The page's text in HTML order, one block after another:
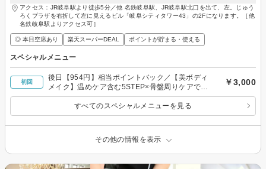
アクセス：JR岐阜駅より徒歩5分／他 名鉄岐阜駅、JR岐阜駅北口を出て、左。じゅう
ろくプラザを右折して左に見えるビル「岐阜シティタワー43」の2Fになります。［他
名鉄岐阜駅よりアクセス可］
◎ 本日空席あり 楽天スーパーDEAL ポイントが貯まる・使える
スペシャルメニュー
初回
後日【954円】相当ポイントバック／【美ボディ
メイク】温めケア含む5STEP×骨盤周りケアでス
ッキリ！代謝サポート◎80分￥3000
￥3,000
すべてのスペシャルメニューを見る
その他の情報を表示